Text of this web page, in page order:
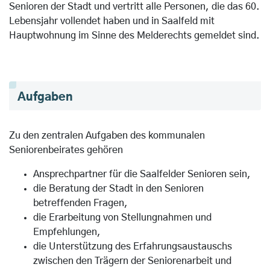
Senioren der Stadt und vertritt alle Personen, die das 60.
Lebensjahr vollendet haben und in Saalfeld mit
Hauptwohnung im Sinne des Melderechts gemeldet sind.
Aufgaben
Zu den zentralen Aufgaben des kommunalen
Seniorenbeirates gehören
Ansprechpartner für die Saalfelder Senioren sein,
die Beratung der Stadt in den Senioren
betreffenden Fragen,
die Erarbeitung von Stellungnahmen und
Empfehlungen,
die Unterstützung des Erfahrungsaustauschs
zwischen den Trägern der Seniorenarbeit und